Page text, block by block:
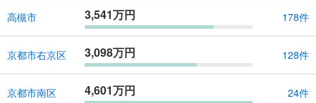
高槻市 3,541万円 178件
京都市右京区 3,098万円 128件
京都市南区 4,601万円 24件